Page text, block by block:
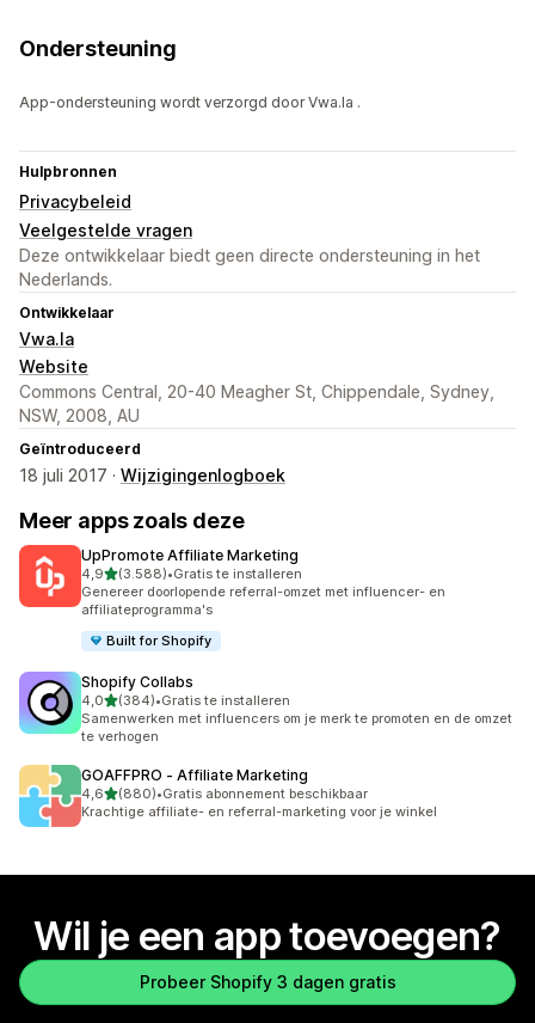
Ondersteuning
App-ondersteuning wordt verzorgd door Vwa.la .
Hulpbronnen
Privacybeleid
Veelgestelde vragen
Deze ontwikkelaar biedt geen directe ondersteuning in het
Nederlands.
Ontwikkelaar
Vwa.la
Website
Commons Central, 20-40 Meagher St, Chippendale, Sydney,
NSW, 2008, AU
Geïntroduceerd
18 juli 2017 · Wijzigingenlogboek
Meer apps zoals deze
UpPromote Affiliate Marketing
4,9van 5 sterren
(3.588)
3588 recensies in totaal
•Gratis te installeren
Genereer doorlopende referral-omzet met influencer- en
affiliateprogramma's
Built for Shopify
Shopify Collabs
4,0van 5 sterren
(384)
384 recensies in totaal
•Gratis te installeren
Samenwerken met influencers om je merk te promoten en de omzet
te verhogen
GOAFFPRO ‑ Affiliate Marketing
4,6van 5 sterren
(880)
880 recensies in totaal
•Gratis abonnement beschikbaar
Krachtige affiliate- en referral-marketing voor je winkel
Wil je een app toevoegen?
Probeer Shopify 3 dagen gratis